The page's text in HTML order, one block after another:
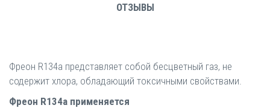
ОТЗЫВЫ
Фреон R134а представляет собой бесцветный газ, не
содержит хлора, обладающий токсичными свойствами.
Фреон R134a применяется